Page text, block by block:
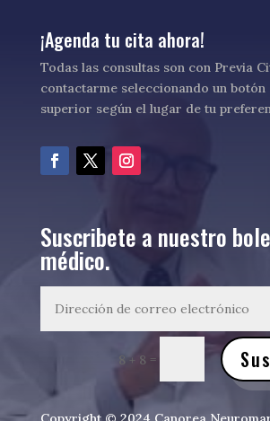
¡Agenda tu cita ahora!
Todas las consultas son con Previa
contactarme seleccionando un botón
superior según el lugar de tu
Suscribete a nuestro
médico.
8 + 8 =